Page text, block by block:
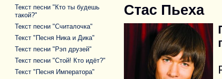
Стас Пьеха
Текст песни "Кто ты будешь
такой?"
Текст песни "Считалочка"
Текст "Песня Ника и Дика"
Текст песни "Рэп друзей"
Текст песни "Стой! Кто идёт?"
Текст "Песня Императора"